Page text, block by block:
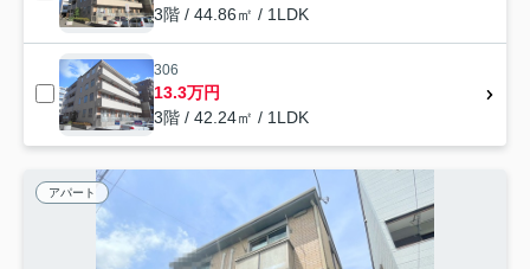
3階 / 44.86㎡ / 1LDK
306
13.3万円
3階 / 42.24㎡ / 1LDK
アパート